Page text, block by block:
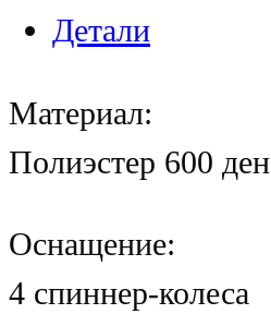
Детали
Материал:
Полиэстер 600 ден
Оснащение:
4 спиннер-колеса